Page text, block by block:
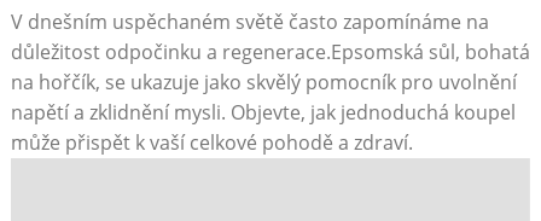
V dnešním uspěchaném světě často zapomínáme na
důležitost odpočinku a regenerace.Epsomská sůl, bohatá
na hořčík, se ukazuje jako skvělý pomocník pro uvolnění
napětí a zklidnění mysli. Objevte, jak jednoduchá koupel
může přispět k vaší celkové pohodě a zdraví.